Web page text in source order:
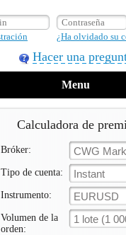
¿Ha olvidado su
Hacer una
Menu
Calculadora de
Bróker: CWG
Tipo de cuenta: Instant
Instrumento: EURUSD
Volumen de la
orden:
1 lote (1